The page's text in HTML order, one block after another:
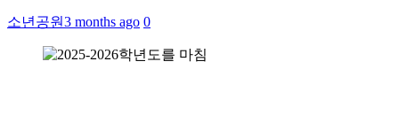
소년공원3 months ago 0